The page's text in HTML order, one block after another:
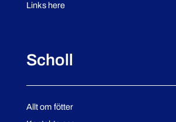
Links here
Scholl
Allt om fötter